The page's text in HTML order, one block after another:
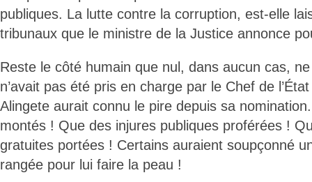
publiques. La lutte contre la corruption, est-elle
tribunaux que le ministre de la Justice annonce
Reste le côté humain que nul, dans aucun cas, ne
n’avait pas été pris en charge par le Chef de
Alingete aurait connu le pire depuis sa
montés ! Que des injures publiques proférées !
gratuites portées ! Certains auraient soupçonné
rangée pour lui faire la peau !